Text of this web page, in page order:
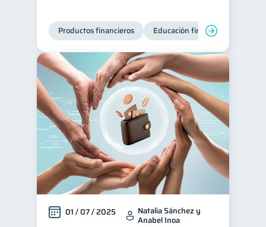
Productos financieros Educación financiera
01 / 07 / 2025 Natalia Sánchez y
Anabel Inoa